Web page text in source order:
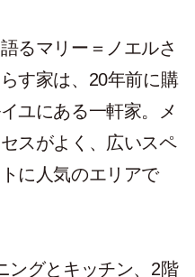
るマリー＝ノエルさ
す家は、20年前に購
ユにある一軒家。メ
スがよく、広いスペ
に人気のエリアで
ングとキッチン、2階